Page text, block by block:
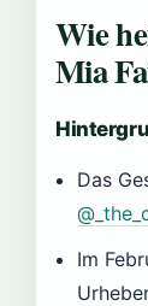
Wie
Mia
Das
Im